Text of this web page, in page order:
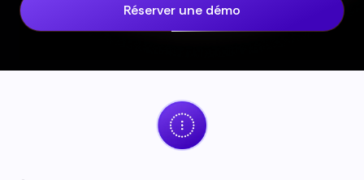
Réserver une démo